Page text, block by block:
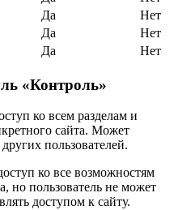
Да
Нет
Да
Нет
Да Нет
«Контроль»
ко всем разделам и
сайта. Может
пользователей.
ко все возможностям
но пользователь не может
доступом к сайту.